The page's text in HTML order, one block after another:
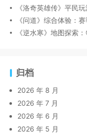
《洛奇英雄传》平民
《问道》综合体验：
《逆水寒》地图探索
归档
2026 年 8 月
2026 年 7 月
2026 年 6 月
2026 年 5 月